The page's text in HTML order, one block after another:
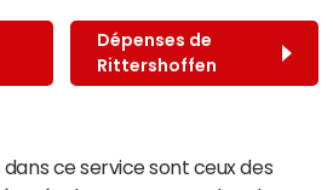
Dépenses de
Rittershoffen
ce service sont ceux des